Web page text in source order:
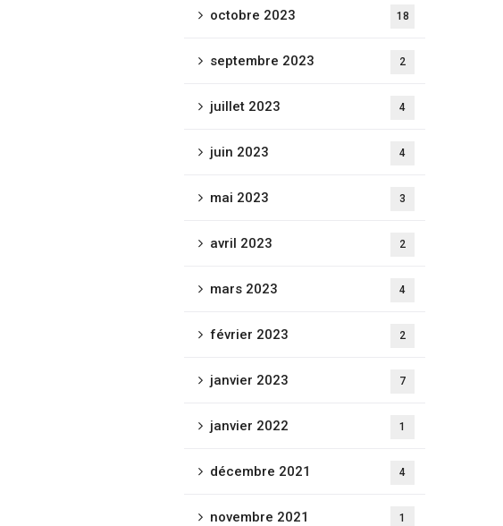
octobre 2023 18
septembre 2023 2
juillet 2023 4
juin 2023 4
mai 2023 3
avril 2023 2
mars 2023 4
février 2023 2
janvier 2023 7
janvier 2022 1
décembre 2021 4
novembre 2021 1